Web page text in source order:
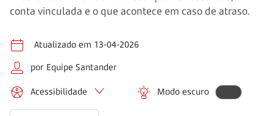
conta vinculada e o que acontece em caso de atraso.
Atualizado em 13-04-2026
por Equipe Santander
Acessibilidade Modo escuro